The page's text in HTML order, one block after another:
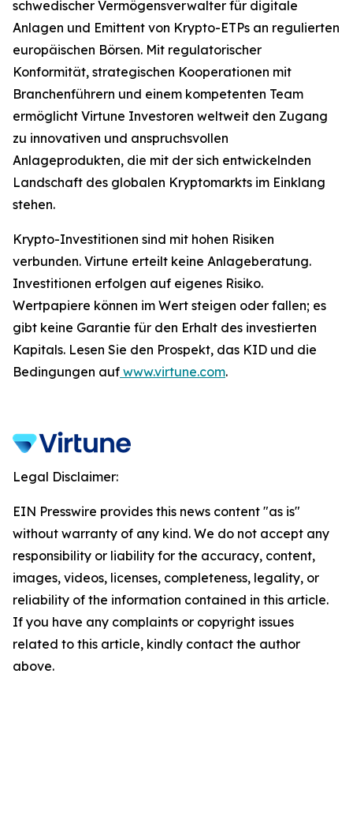
schwedischer Vermögensverwalter für digitale
Anlagen und Emittent von Krypto-ETPs an regulierten
europäischen Börsen. Mit regulatorischer
Konformität, strategischen Kooperationen mit
Branchenführern und einem kompetenten Team
ermöglicht Virtune Investoren weltweit den Zugang
zu innovativen und anspruchsvollen
Anlageprodukten, die mit der sich entwickelnden
Landschaft des globalen Kryptomarkts im Einklang
stehen.
Krypto-Investitionen sind mit hohen Risiken
verbunden. Virtune erteilt keine Anlageberatung.
Investitionen erfolgen auf eigenes Risiko.
Wertpapiere können im Wert steigen oder fallen; es
gibt keine Garantie für den Erhalt des investierten
Kapitals. Lesen Sie den Prospekt, das KID und die
Bedingungen auf www.virtune.com.
Legal Disclaimer:
EIN Presswire provides this news content "as is"
without warranty of any kind. We do not accept any
responsibility or liability for the accuracy, content,
images, videos, licenses, completeness, legality, or
reliability of the information contained in this article.
If you have any complaints or copyright issues
related to this article, kindly contact the author
above.